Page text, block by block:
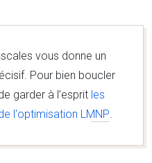
vous donne un
Pour bien boucler
garder à l’esprit les
l'optimisation LMNP.